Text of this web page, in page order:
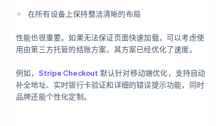
在所有设备上保持整洁清晰的布局
性能也很重要。如果无法保证页面快速加载，可以考虑使
用由第三方托管的结账方案，其方案已经优化了速度。
例如， Stripe Checkout 默认针对移动端优化，支持自动
补全地址、实时银行卡验证和详细的错误提示功能，同时
品牌还能个性化定制。